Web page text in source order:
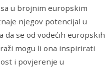
u brojnim europskim
njegov potencijal u
da se od vodećih europskih
mogu li ona inspirirati
i povjerenje u